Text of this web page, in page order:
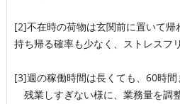
[2]不在時の荷物は玄関前に置いて帰
持ち帰る確率も少なく、ストレスフ
[3]週の稼働時間は長くても、60時間
残業しすぎない様に、業務量を調